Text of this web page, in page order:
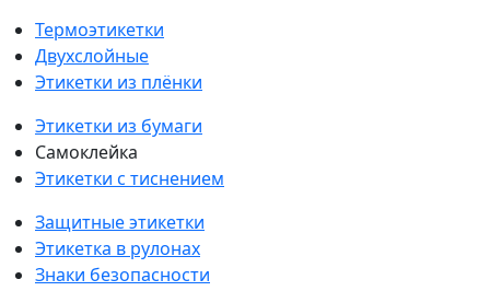
Термоэтикетки
Двухслойные
Этикетки из плёнки
Этикетки из бумаги
Самоклейка
Этикетки с тиснением
Защитные этикетки
Этикетка в рулонах
Знаки безопасности